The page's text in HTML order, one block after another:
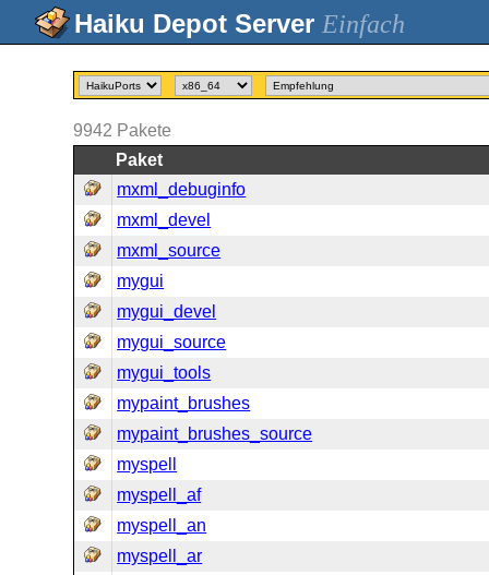
Einfach
9942 Pakete
Paket
mxml_debuginfo
mxml_devel
mxml_source
mygui
mygui_devel
mygui_source
mygui_tools
mypaint_brushes
mypaint_brushes_source
myspell
myspell_af
myspell_an
myspell_ar